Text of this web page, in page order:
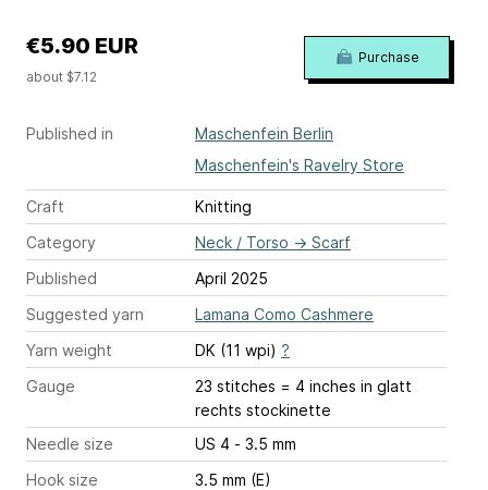
Published in
Maschenfein Berlin
Maschenfein's Ravelry Store
Craft
Knitting
Category
Neck / Torso → Scarf
Published
April 2025
Suggested yarn
Lamana Como Cashmere
Yarn weight
DK (11 wpi) ?
Gauge
23 stitches = 4 inches in glatt
rechts stockinette
Needle size
US 4 - 3.5 mm
Hook size
3.5 mm (E)
€5.90 EUR
about $7.12
Purchase